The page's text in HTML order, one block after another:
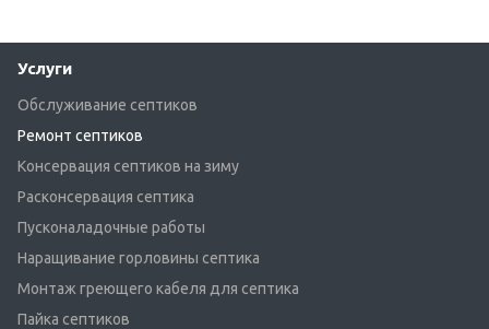
Услуги
Обслуживание септиков
Ремонт септиков
Консервация септиков на зиму
Расконсервация септика
Пусконаладочные работы
Наращивание горловины септика
Монтаж греющего кабеля для септика
Пайка септиков